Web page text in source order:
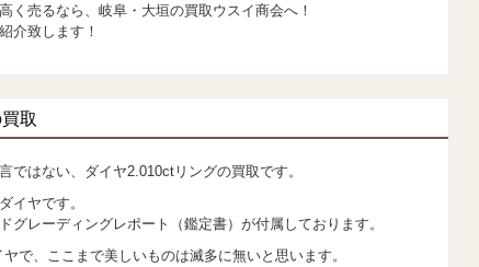
く売るなら、岐阜・大垣の買取ウスイ商会へ！
介致します！
取
ではない、ダイヤ2.010ctリングの買取です。
イヤです。
グレーディングレポート（鑑定書）が付属しております。
で、ここまで美しいものは滅多に無いと思います。